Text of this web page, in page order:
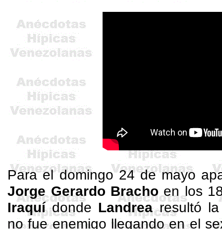
Para el domingo 24 de mayo
Jorge Gerardo Bracho en los
Iraquídonde Landrearesultó
no fue enemigo llegando en el